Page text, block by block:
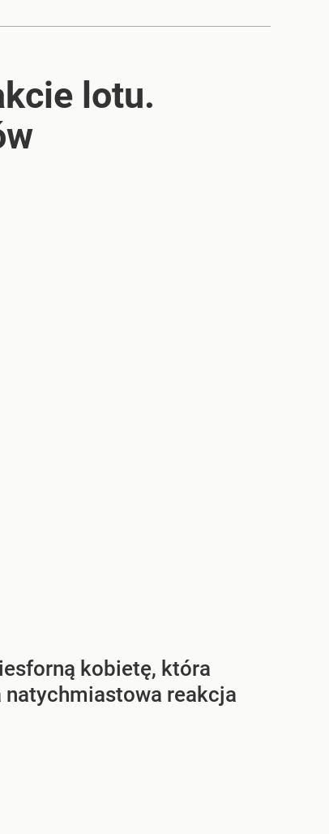
lotu.
kobietę, która
natychmiastowa reakcja